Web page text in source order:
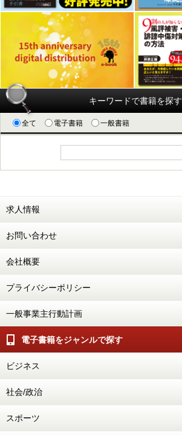
キーワードで書籍を探す
全て 電子書籍 一般書籍
求人情報
お問い合わせ
会社概要
プライバシーポリシー
一般事業主行動計画
電子書籍をジャンルで探す
ビジネス
社会/政治
スポーツ